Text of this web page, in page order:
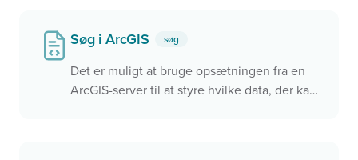
Søg i ArcGIS søg
Det er muligt at bruge opsætningen fra en
ArcGIS-server til at styre hvilke data, der kan